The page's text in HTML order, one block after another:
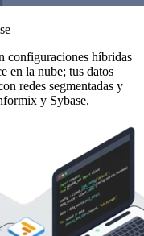
configuraciones híbridas
en la nube; tus datos
redes segmentadas y
y Sybase.